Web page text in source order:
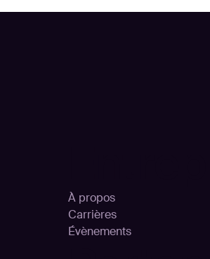
À propos
Carrières
Évènements